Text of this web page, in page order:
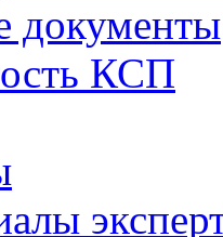
документы
КСП